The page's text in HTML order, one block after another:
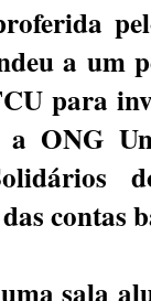
a um
para
ONG
contas
sala